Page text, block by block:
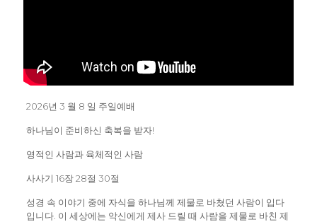
2026년 3 월 8 일 주일예배
하나님이 준비하신 축복을 받자!
영적인 사람과 육체적인 사람
사사기 16장 28절 30절
성경 속 이야기 중에 자식을 하나님께 제물로 바쳤던 사람이 입다
입니다. 이 세상에는 악신에게 제사 드릴 때 사람을 제물로 바친 제